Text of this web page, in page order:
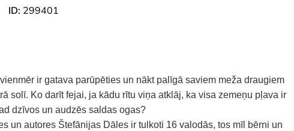
ID: 299401
ir gatava parūpēties un nākt palīgā saviem meža draugiem
solī. Ko darīt fejai, ja kādu rītu viņa atklāj, ka visa zemeņu pļava ir
dzīvos un audzēs saldas ogas?
un autores Štefānijas Dāles ir tulkoti 16 valodās, tos mīl bērni un